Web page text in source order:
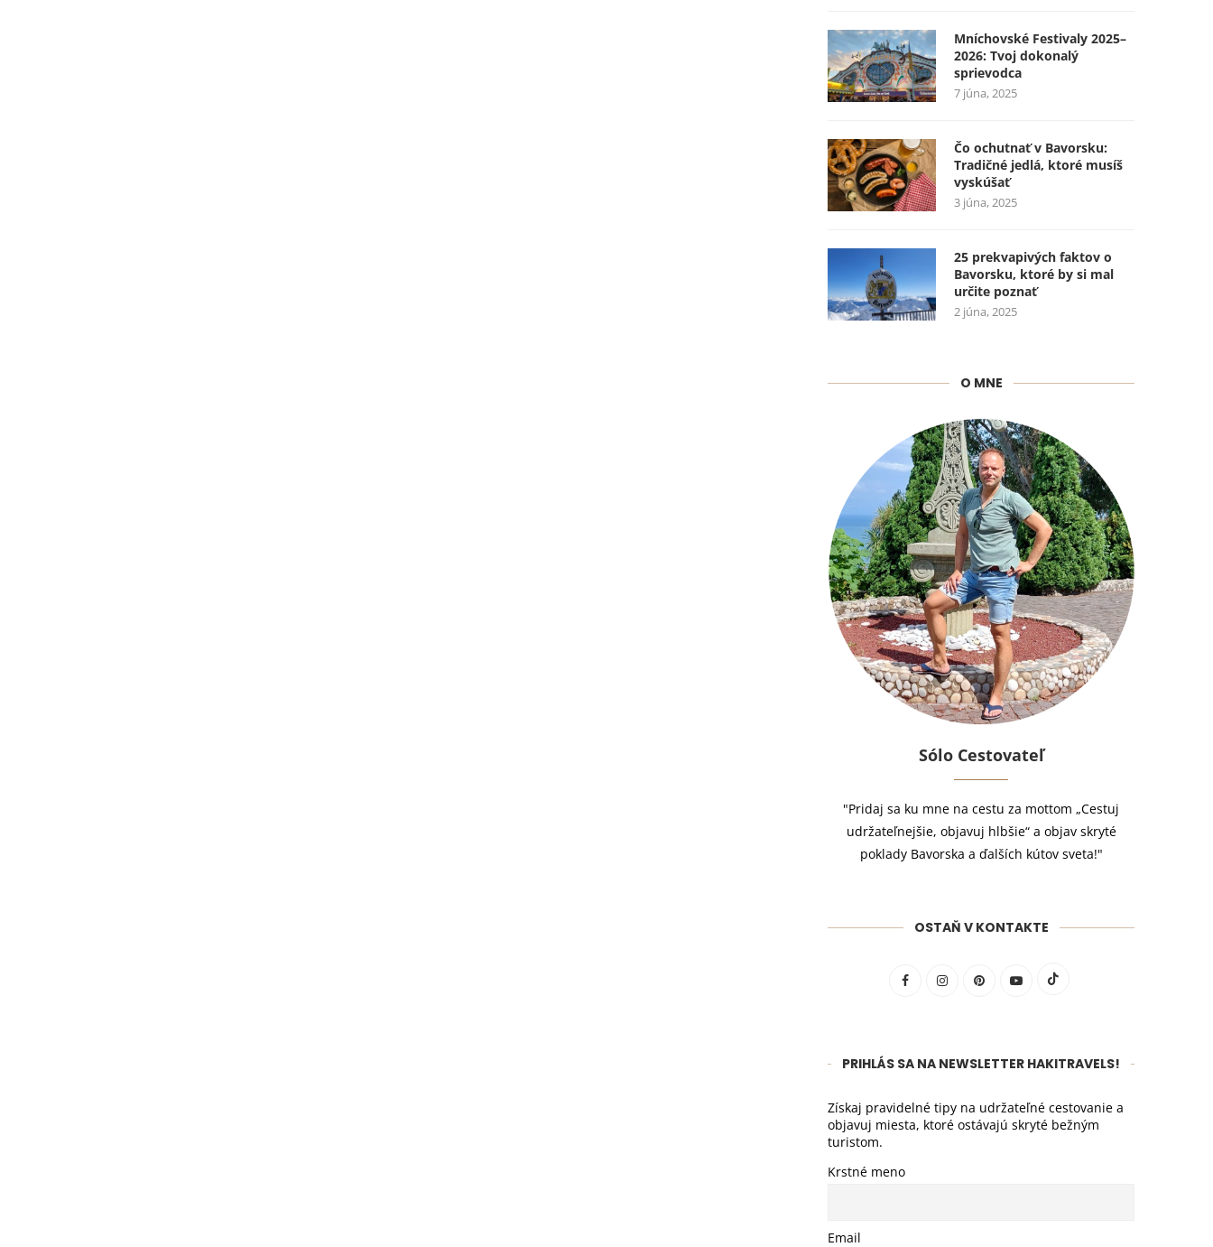
Mníchovské Festivaly 2025–
2026: Tvoj dokonalý
sprievodca
7 júna, 2025
Čo ochutnať v Bavorsku:
Tradičné jedlá, ktoré musíš
vyskúšať
3 júna, 2025
25 prekvapivých faktov o
Bavorsku, ktoré by si mal
určite poznať
2 júna, 2025
O MNE
Sólo Cestovateľ
"Pridaj sa ku mne na cestu za mottom „Cestuj
udržateľnejšie, objavuj hlbšie“ a objav skryté
poklady Bavorska a ďalších kútov sveta!"
OSTAŇ V KONTAKTE
PRIHLÁS SA NA NEWSLETTER HAKITRAVELS!
Získaj pravidelné tipy na udržateľné cestovanie a
objavuj miesta, ktoré ostávajú skryté bežným
turistom.
Krstné meno
Email